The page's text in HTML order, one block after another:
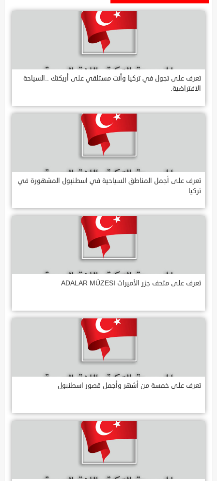
تعرف على تجول في تركيا وأنت مستلقي على أريكتك ..السياحة
الافتراضية.
تعرف على أجمل المناطق السياحية في اسطنبول المشهورة في
تركيا
تعرف على متحف جزر الأميرات ADALAR MÜZESI
تعرف على خمسة من أشهر وأجمل قصور اسطنبول